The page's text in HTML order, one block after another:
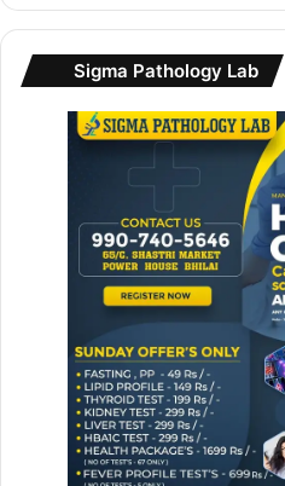
Sigma Pathology Lab